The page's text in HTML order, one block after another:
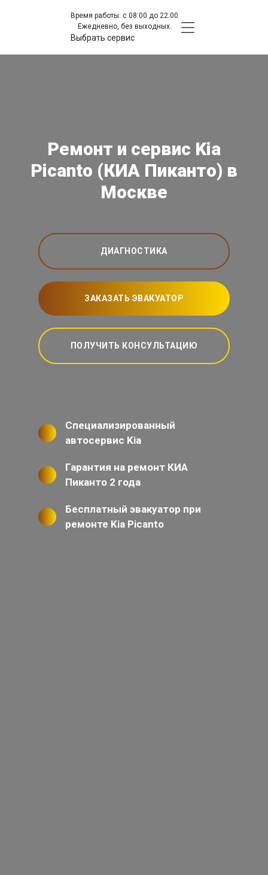
Время работы: с 08:00 до 22:00
Ежедневно, без выходных.
Выбрать сервис
Ремонт и сервис Kia
Picanto (КИА Пиканто) в
Москве
ДИАГНОСТИКА
ЗАКАЗАТЬ ЭВАКУАТОР
ПОЛУЧИТЬ КОНСУЛЬТАЦИЮ
Специализированный
автосервис Kia
Гарантия на ремонт КИА
Пиканто 2 года
Бесплатный эвакуатор при
ремонте Kia Picanto